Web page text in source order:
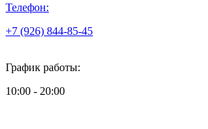
Телефон:
+7 (926) 844-85-45
График работы:
10:00 - 20:00